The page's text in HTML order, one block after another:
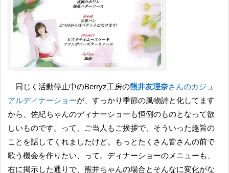
同じく活動停止中のBerryz工房の熊井友理奈さんのカジュ
アルディナーショーが、すっかり季節の風物詩と化してます
から、佐紀ちゃんのディナーショーも恒例のものとなって欲
しいものです。って、ご当人もご挨拶で、そういった趣旨の
ことを話してくれましたけど。もっとたくさん皆さんの前で
歌う機会を作りたい、って。ディナーショーのメニューも、
右に掲示した通りで、熊井ちゃんの場合とそんなに変化がな